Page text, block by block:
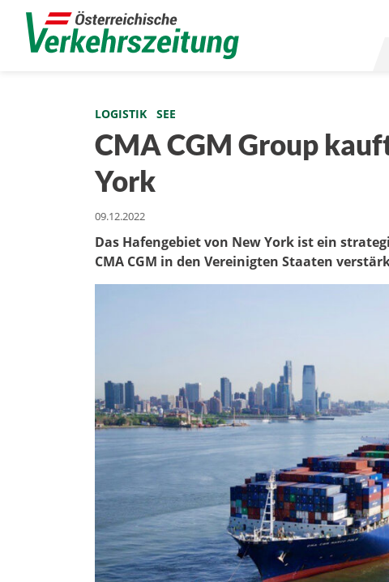
LOGISTIK SEE
CMA CGM Group
York
09.12.2022
Das Hafengebiet von New York ist ein
CMA CGM in den Vereinigten Staaten